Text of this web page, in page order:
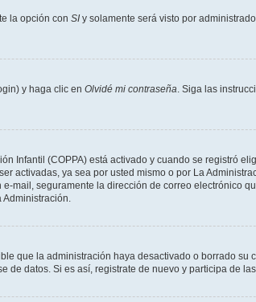
la opción con SI y solamente será visto por
y haga clic en Olvidé mi contraseña. Siga las
Infantil (COPPA) está activado y cuando se registró
activadas, ya sea por usted mismo o por La
seguramente la dirección de correo electrónico
Administración.
que la administración haya desactivado o borrado su
datos. Si es así, registrate de nuevo y participa de